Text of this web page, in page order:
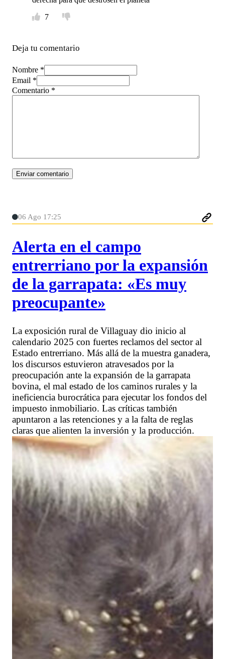
7
Deja tu comentario
Nombre *
Email *
Comentario *
06 Ago 17:25
Alerta en el campo
entrerriano por la expansión
de la garrapata: «Es muy
preocupante»
La exposición rural de Villaguay dio inicio al
calendario 2025 con fuertes reclamos del sector al
Estado entrerriano. Más allá de la muestra ganadera,
los discursos estuvieron atravesados por la
preocupación ante la expansión de la garrapata
bovina, el mal estado de los caminos rurales y la
ineficiencia burocrática para ejecutar los fondos del
impuesto inmobiliario. Las críticas también
apuntaron a las retenciones y a la falta de reglas
claras que alienten la inversión y la producción.